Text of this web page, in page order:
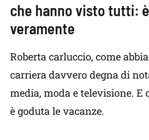
che hanno visto tutti:
veramente
Roberta carluccio, come
carriera davvero degna di
media, moda e televisione. E
è goduta le vacanze.